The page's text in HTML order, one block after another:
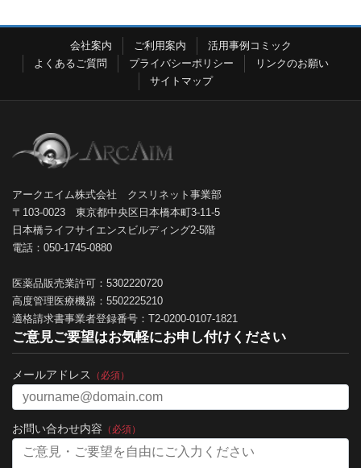
会社案内 ご利用案内
活用事例コミック
よくあるご質問
プライバシーポリシー
リンクのお願い
サイトマップ
アークエイム株式会社 クスリネット事業部
〒103-0023 東京都中央区日本橋本町3-11-5
日本橋ライフサイエンスビルディング2-5階
電話：050-1745-0880
医薬品販売業許可：5302220720
高度管理医療機器：5502225210
適格請求書事業者登録番号：T2-0200-0107-1821
ご意見ご要望はお気軽にお申し付けください
メールアドレス （必須）
お問い合わせ内容 （必須）